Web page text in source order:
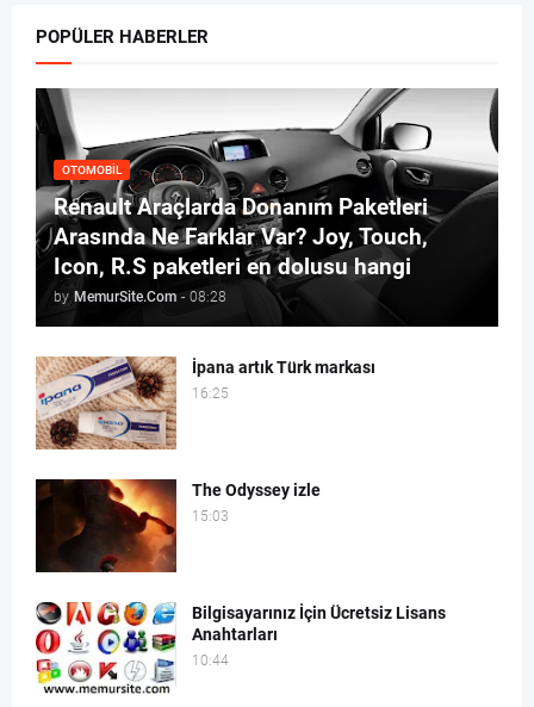
POPÜLER HABERLER
OTOMOBIL
Renault Araçlarda Donanım Paketleri
Arasında Ne Farklar Var? Joy, Touch,
Icon, R.S paketleri en dolusu hangi
by MemurSite.Com - 08:28
İpana artık Türk markası
16:25
The Odyssey izle
15:03
Bilgisayarınız İçin Ücretsiz Lisans
Anahtarları
10:44